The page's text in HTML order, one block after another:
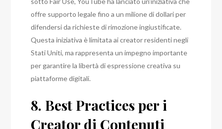
offre supporto legale fino a un milione di dollari per
difendersi da richieste di rimozione ingiustificate.
Questa iniziativa è limitata ai creator residenti negli
Stati Uniti, ma rappresenta un impegno importante
per garantire la libertà di espressione creativa su
piattaforme digitali.
8. Best Practices per i
Creator di Contenuti